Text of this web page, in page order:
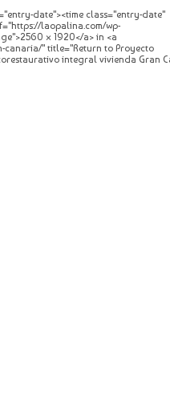
date"><time class="entry-date"
laopalina.com/wp-
× 1920</a> in <a
" title="Return to Proyecto
integral vivienda Gran